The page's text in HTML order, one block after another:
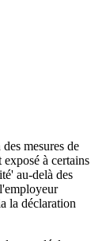
mesures de
à certains
au-delà des
la déclaration